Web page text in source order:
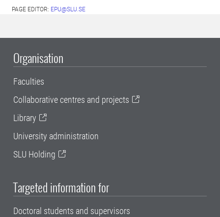
PAGE EDITOR: EPU@SLU.SE
Organisation
Faculties
Collaborative centres and projects
Library
University administration
SLU Holding
Targeted information for
Doctoral students and supervisors